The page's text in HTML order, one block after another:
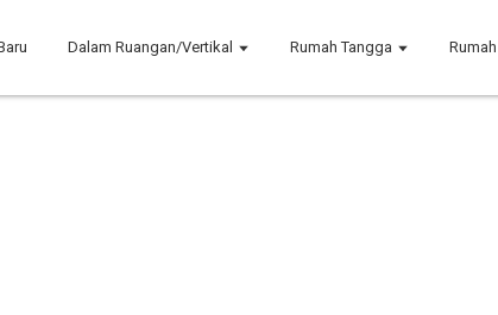
Dalam Ruangan/Vertikal Rumah Tangga